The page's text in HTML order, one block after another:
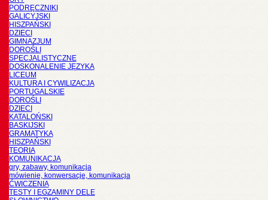
PODRĘCZNIKI
GALICYJSKI
HISZPAŃSKI
DZIECI
GIMNAZJUM
DOROŚLI
SPECJALISTYCZNE
DOSKONALENIE JĘZYKA
LICEUM
KULTURA I CYWILIZACJA
PORTUGALSKIE
DOROŚLI
DZIECI
KATALOŃSKI
BASKIJSKI
GRAMATYKA
HISZPAŃSKI
TEORIA
KOMUNIKACJA
gry, zabawy, komunikacja
mówienie, konwersacje, komunikacja
ĆWICZENIA
TESTY I EGZAMINY DELE